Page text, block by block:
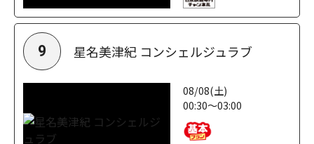
9 星名美津紀 コンシェルジュラブ
08/08(土)
00:30～03:00